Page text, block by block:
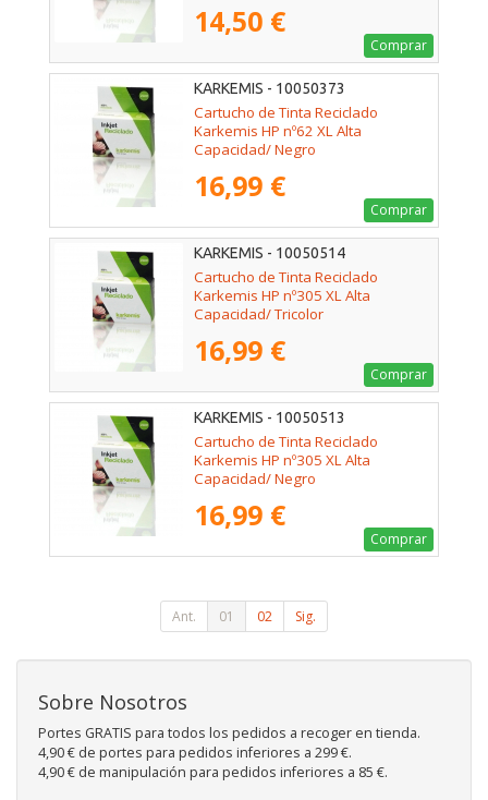
14,50 €
Comprar
KARKEMIS - 10050373
Cartucho de Tinta Reciclado
Karkemis HP nº62 XL Alta
Capacidad/ Negro
16,99 €
Comprar
KARKEMIS - 10050514
Cartucho de Tinta Reciclado
Karkemis HP nº305 XL Alta
Capacidad/ Tricolor
16,99 €
Comprar
KARKEMIS - 10050513
Cartucho de Tinta Reciclado
Karkemis HP nº305 XL Alta
Capacidad/ Negro
16,99 €
Comprar
Ant. 01 02 Sig.
Sobre Nosotros
Portes GRATIS para todos los pedidos a recoger en tienda.
4,90 € de portes para pedidos inferiores a 299 €.
4,90 € de manipulación para pedidos inferiores a 85 €.